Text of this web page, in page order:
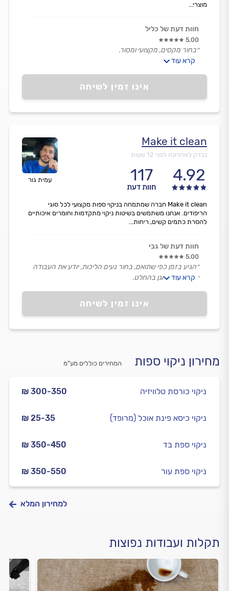
אינו זמין לשיחה
מוצרי...
חוות דעת של כליל
5.00
״בחור מקסים, מקצועי ומסור.
ממש ממליץ.
קרא עוד
עמית גור
Make it clean
נבדק לאחרונה לפני 12 שעות
4.92
117
חוות דעת
אינו זמין לשיחה
Make it clean חברה שמתמחה בניקוי ספות מקצועי לכל סוגי
הריפודים. אנחנו משתמשים בשיטות ניקוי מתקדמות וחומרים איכותיים
להסרת כתמים קשים, ריחות...
חוות דעת של גבי
5.00
״הגיע בזמן כפי שתואם, בחור נעים הליכות, יודע את העבודה
וגבה מחיר הוגן בהחלט.
קרא עוד
מחירון ניקוי ספות המחירים כוללים מע”מ
₪ 300-350 ניקוי כורסת טלוויזיה
₪ 25-35 ניקוי כיסא פינת אוכל (מרופד)
₪ 350-450 ניקוי ספת בד
₪ 350-550 ניקוי ספת עור
למחירון המלא
תקלות ועבודות נפוצות